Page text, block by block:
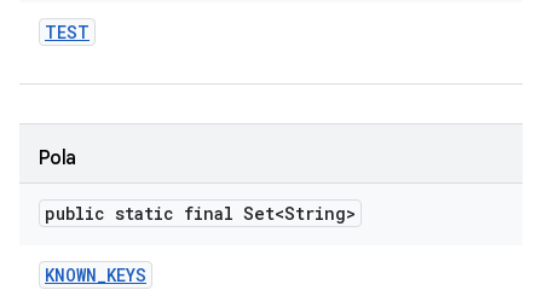
TEST
Pola
public static final Set<String>
KNOWN_KEYS